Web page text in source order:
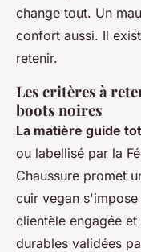
change tout. Un
confort aussi. Il
retenir.
Les critères à
boots noires
La matière guide
ou labellisé par la
Chaussure promet
cuir vegan
clientèle engagée
durables validées